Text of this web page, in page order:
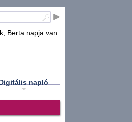
Berta napja van.
napló